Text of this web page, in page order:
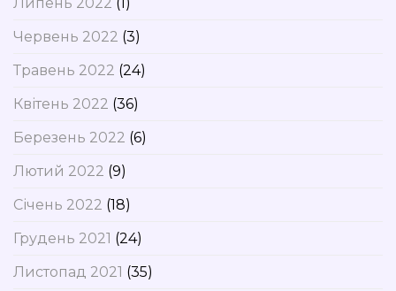
Червень 2022 (3)
Травень 2022 (24)
Квітень 2022 (36)
Березень 2022 (6)
Лютий 2022 (9)
Січень 2022 (18)
Грудень 2021 (24)
Листопад 2021 (35)